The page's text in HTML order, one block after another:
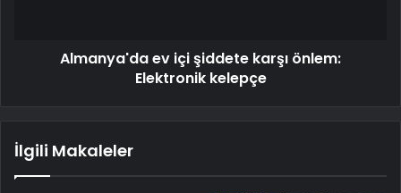
Almanya'da ev içi şiddete karşı önlem:
Elektronik kelepçe
İlgili Makaleler